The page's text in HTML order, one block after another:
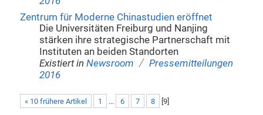
Zentrum für Moderne Chinastudien eröffnet
Die Universitäten Freiburg und Nanjing
stärken ihre strategische Partnerschaft mit
Instituten an beiden Standorten
Existiert in Newsroom / Pressemitteilungen
2016
« 10 frühere Artikel 1 ... 6 7 8 [9]